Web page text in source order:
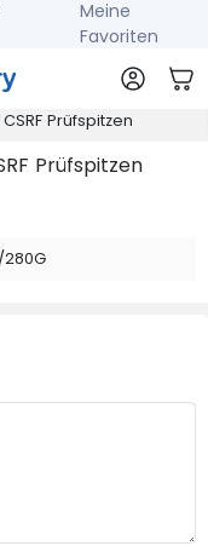
Meine
Favoriten
Prüfspitzen
280G